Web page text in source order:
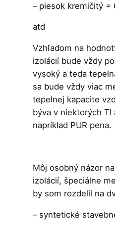
– piesok kremičitý =
atd
Vzhľadom na
izolácií bude vždy
vysoký a teda
sa bude vždy viac
tepelnej kapacite
býva v niektorých TI
napríklad PUR pena.
Môj osobný názor
izolácií, špeciálne
by som rozdelil na
– syntetické